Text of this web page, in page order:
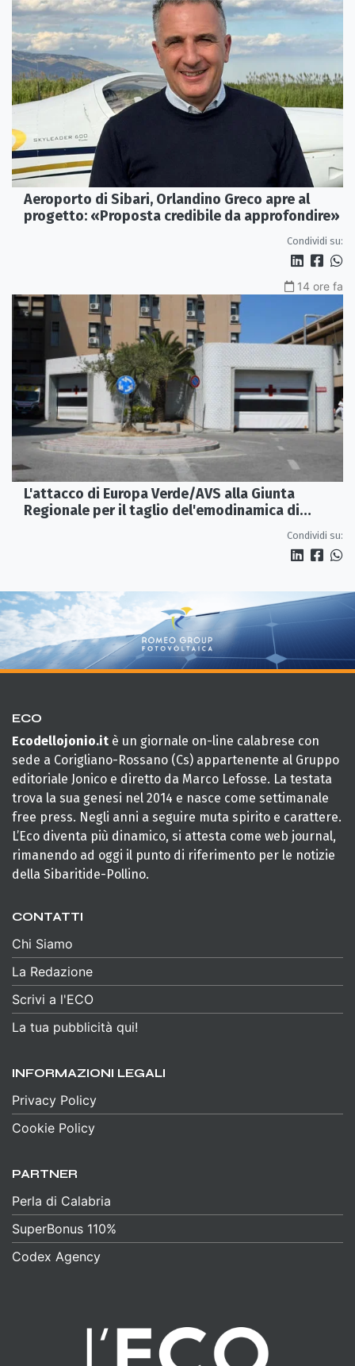
Aeroporto di Sibari, Orlandino Greco apre al
progetto: «Proposta credibile da approfondire»
Condividi su:
14 ore fa
L'attacco di Europa Verde/AVS alla Giunta
Regionale per il taglio del'emodinamica di
Condividi su:
ECO
Ecodellojonio.it è un giornale on-line calabrese con
sede a Corigliano-Rossano (Cs) appartenente al Gruppo
editoriale Jonico e diretto da Marco Lefosse. La testata
trova la sua genesi nel 2014 e nasce come settimanale
free press. Negli anni a seguire muta spirito e carattere.
L’Eco diventa più dinamico, si attesta come web journal,
rimanendo ad oggi il punto di riferimento per le notizie
della Sibaritide-Pollino.
CONTATTI
Chi Siamo
La Redazione
Scrivi a l'ECO
La tua pubblicità qui!
INFORMAZIONI LEGALI
Privacy Policy
Cookie Policy
PARTNER
Perla di Calabria
SuperBonus 110%
Codex Agency